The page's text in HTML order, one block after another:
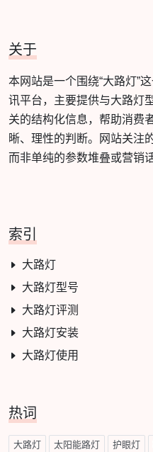
关于
本网站是一个围绕“大路灯”
讯平台，主要提供与大路灯
关的结构化信息，帮助消费
晰、理性的判断。网站关注
而非单纯的参数堆叠或营销话
索引
大路灯
大路灯型号
大路灯评测
大路灯安装
大路灯使用
热词
大路灯 太阳能路灯 护眼灯